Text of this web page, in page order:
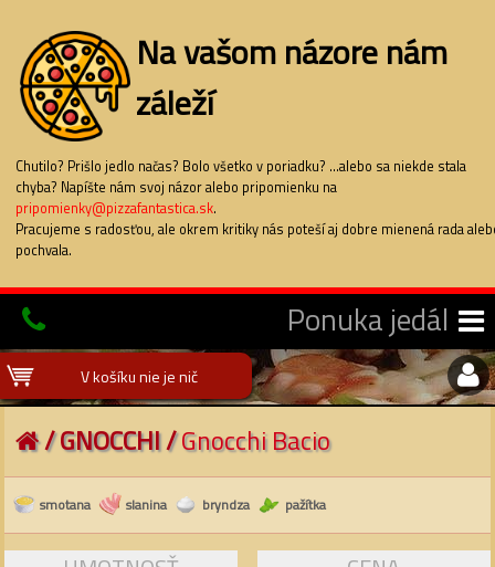
Na vašom názore nám
záleží
Chutilo? Prišlo jedlo načas? Bolo všetko v poriadku? ...alebo sa niekde stala
chyba? Napíšte nám svoj názor alebo pripomienku na
pripomienky@pizzafantastica.sk.
Pracujeme s radosťou, ale okrem kritiky nás poteší aj dobre mienená rada
pochvala.
Ponuka jedál
V košíku nie je nič
/GNOCCHI/Gnocchi Bacio
smotana slanina bryndza pažítka